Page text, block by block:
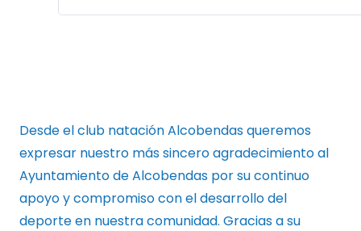
Desde el club natación Alcobendas queremos
expresar nuestro más sincero agradecimiento al
Ayuntamiento de Alcobendas por su continuo
apoyo y compromiso con el desarrollo del
deporte en nuestra comunidad. Gracias a su